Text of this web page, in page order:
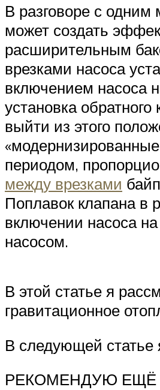
В разговоре с одним
может создать
расширительным
врезками насоса
включением насоса
установка
выйти из этого
периодом,
между врезками
Поплавок клапана в
включении насоса
насосом.
В этой статье я
гравитационное
В следующей статье
РЕКОМЕНДУЮ ЕЩЁ